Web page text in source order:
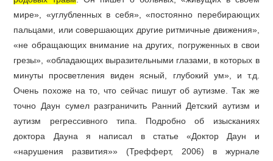
мире», «углубленных в себя», «постоянно перебирающих
пальцами, или совершающих другие ритмичные движения»,
«не обращающих внимание на других, погруженных в свои
грезы», «обладающих выразительными глазами, в которых в
минуты просветления виден ясный, глубокий ум», и т.д.
Очень похоже на то, что сейчас пишут об аутизме. Так же
точно Даун сумел разграничить Ранний Детский аутизм и
аутизм регрессивного типа. Подробно об изысканиях
доктора Дауна я написал в статье «Доктор Даун и
«нарушения развития»» (Трефферт, 2006) в журнале